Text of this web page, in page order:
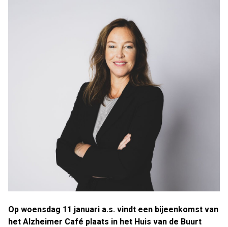
Op woensdag 11 januari a.s. vindt een bijeenkomst van
het Alzheimer Café plaats in het Huis van de Buurt